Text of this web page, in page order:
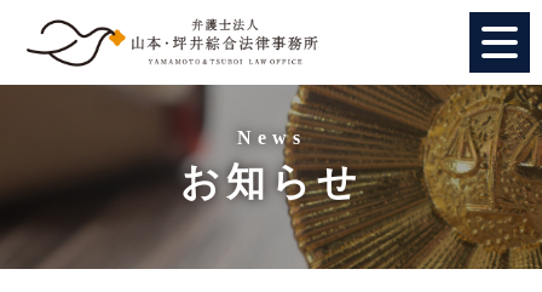
法人のお客様
News
お知らせ